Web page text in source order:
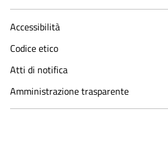
Accessibilità
Codice etico
Atti di notifica
Amministrazione trasparente